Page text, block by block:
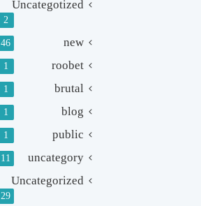
2
new
46
roobet
1
brutal
1
blog
1
public
1
uncategory
11
Uncategorized
29